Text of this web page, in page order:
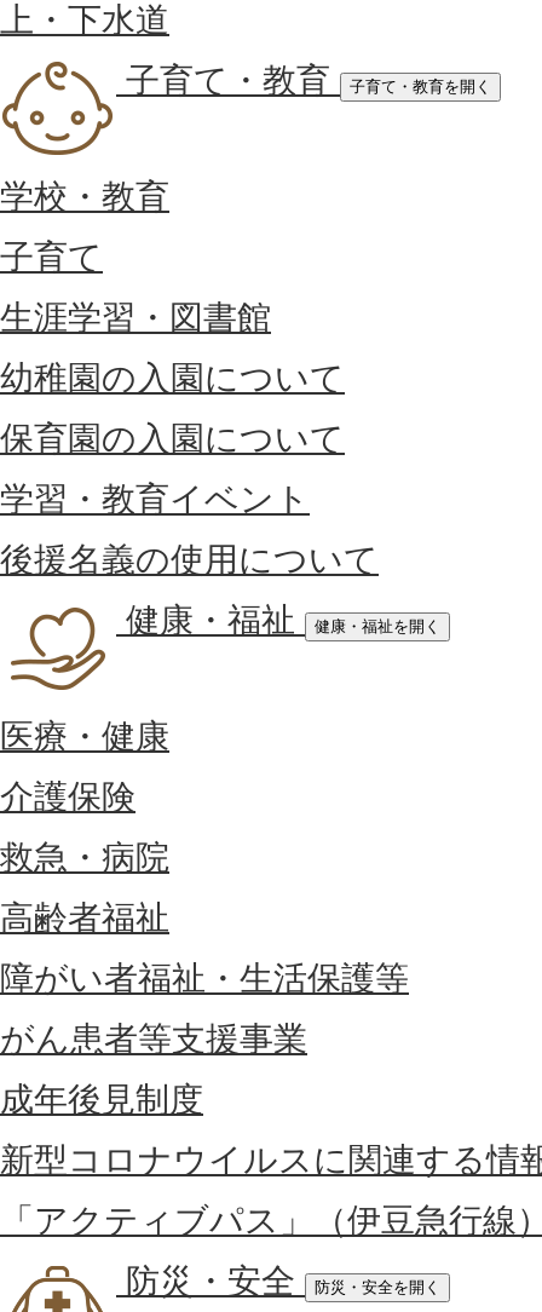
上・下水道
子育て・教育
子育て・教育を開く
学校・教育
子育て
生涯学習・図書館
幼稚園の入園について
保育園の入園について
学習・教育イベント
後援名義の使用について
健康・福祉
健康・福祉を開く
医療・健康
介護保険
救急・病院
高齢者福祉
障がい者福祉・生活保護等
がん患者等支援事業
成年後見制度
新型コロナウイルスに関連する情
「アクティブパス」（伊豆急行線
防災・安全
防災・安全を開く